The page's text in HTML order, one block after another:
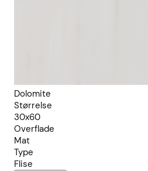
Dolomite
Størrelse
30x60
Overflade
Mat
Type
Flise